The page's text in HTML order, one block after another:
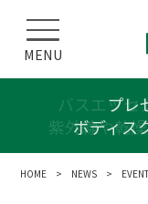
MENU
バスエッセ
紫外線や乾
プレ
ボディス
HOME > NEWS > EVENT